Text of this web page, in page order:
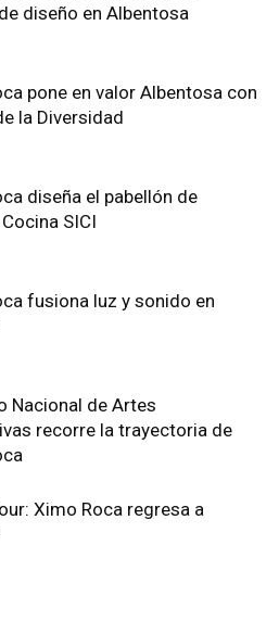
diseño en Albentosa
pone en valor Albentosa con
la Diversidad
diseña el pabellón de
SICI
fusiona luz y sonido en
Nacional de Artes
recorre la trayectoria de
Ximo Roca regresa a